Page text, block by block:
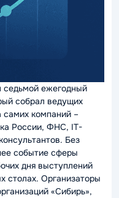
седьмой ежегодный
собрал ведущих
самих компаний –
России, ФНС, IT-
Без
событие сферы
дня выступлений
столах. Организаторы
«Сибирь»,